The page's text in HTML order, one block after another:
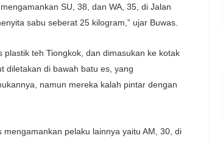
SU, 38, dan WA, 35, di Jalan
sabu seberat 25 kilogram,” ujar Buwas.
teh Tiongkok, dan dimasukan ke kotak
diletakan di bawah batu es, yang
namun mereka kalah pintar dengan
pelaku lainnya yaitu AM, 30, di